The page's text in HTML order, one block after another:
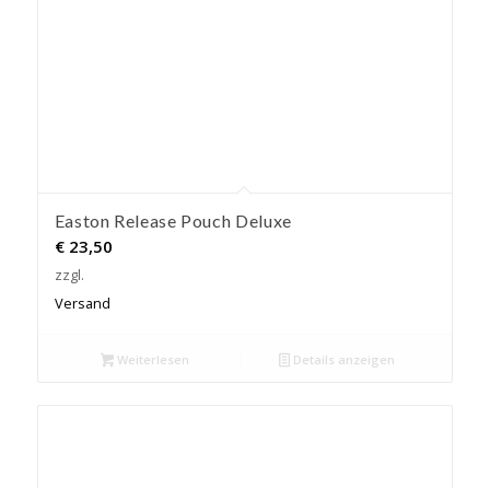
Easton Release Pouch Deluxe
€23,50
zzgl.
Versand
Weiterlesen Details anzeigen